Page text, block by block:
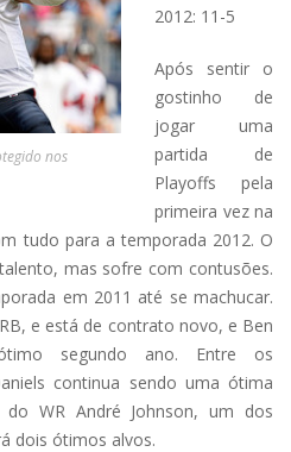
nos
2012: 11-5
Após sentir o
gostinho de
jogar uma
partida de
Playoffs pela
primeira vez na
tudo para a temporada 2012. O
mas sofre com contusões.
em 2011 até se machucar.
e está de contrato novo, e Ben
segundo ano. Entre os
continua sendo uma ótima
WR André Johnson, um dos
dois ótimos alvos.